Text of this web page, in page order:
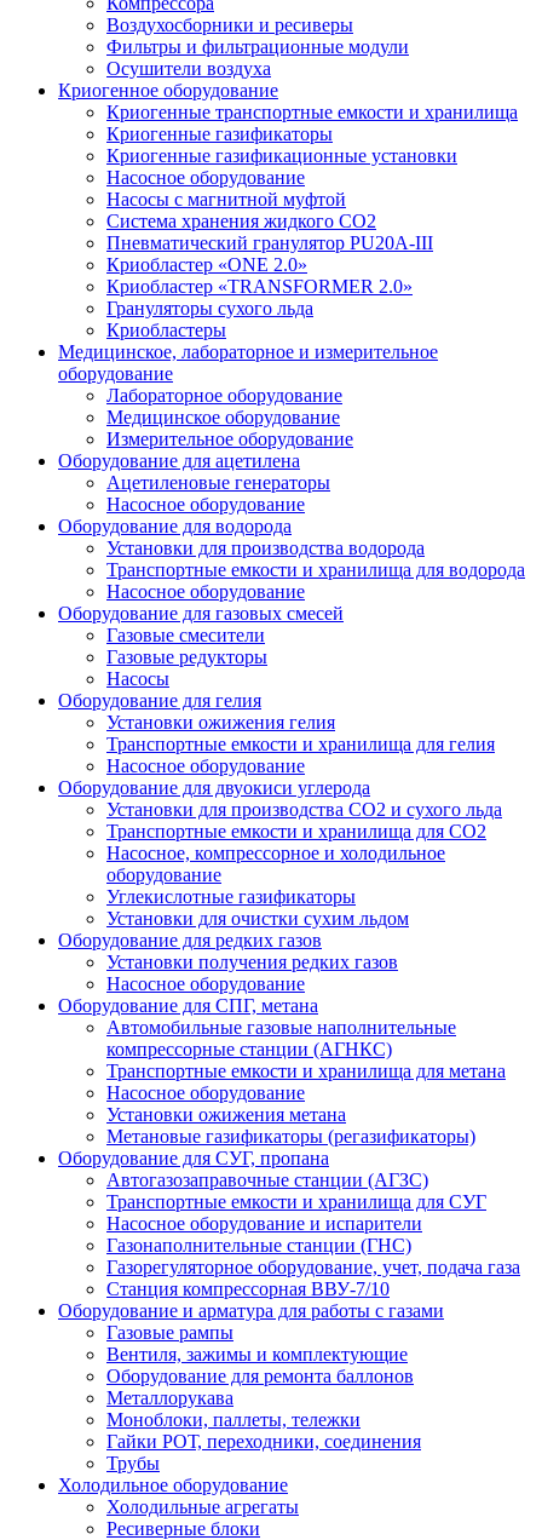
Воздухосборники и ресиверы
Фильтры и фильтрационные модули
Осушители воздуха
Криогенное оборудование
Криогенные транспортные емкости и хранилища
Криогенные газификаторы
Криогенные газификационные установки
Насосное оборудование
Насосы с магнитной муфтой
Система хранения жидкого CO2
Пневматический гранулятор PU20A-III
Криобластер «ONE 2.0»
Криобластер «TRANSFORMER 2.0»
Грануляторы сухого льда
Криобластеры
Медицинское, лабораторное и измерительное
оборудование
Лабораторное оборудование
Медицинское оборудование
Измерительное оборудование
Оборудование для ацетилена
Ацетиленовые генераторы
Насосное оборудование
Оборудование для водорода
Установки для производства водорода
Транспортные емкости и хранилища для водорода
Насосное оборудование
Оборудование для газовых смесей
Газовые смесители
Газовые редукторы
Насосы
Оборудование для гелия
Установки ожижения гелия
Транспортные емкости и хранилища для гелия
Насосное оборудование
Оборудование для двуокиси углерода
Установки для производства СО2 и сухого льда
Транспортные емкости и хранилища для CO2
Насосное, компрессорное и холодильное
оборудование
Углекислотные газификаторы
Установки для очистки сухим льдом
Оборудование для редких газов
Установки получения редких газов
Насосное оборудование
Оборудование для СПГ, метана
Автомобильные газовые наполнительные
компрессорные станции (АГНКС)
Транспортные емкости и хранилища для метана
Насосное оборудование
Установки ожижения метана
Метановые газификаторы (регазификаторы)
Оборудование для СУГ, пропана
Автогазозаправочные станции (АГЗС)
Транспортные емкости и хранилища для СУГ
Насосное оборудование и испарители
Газонаполнительные станции (ГНС)
Газорегуляторное оборудование, учет, подача газа
Станция компрессорная ВВУ-7/10
Оборудование и арматура для работы с газами
Газовые рампы
Вентиля, зажимы и комплектующие
Оборудование для ремонта баллонов
Металлорукава
Моноблоки, паллеты, тележки
Гайки РОТ, переходники, соединения
Трубы
Холодильное оборудование
Холодильные агрегаты
Ресиверные блоки